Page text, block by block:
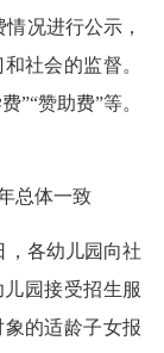
情况进行公示，
社会的监督。
”“赞助费”等。
总体一致
各幼儿园向社
园接受招生服
的适龄子女报